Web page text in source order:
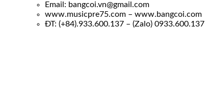
Email: bangcoi.vn@gmail.com
www.musicpre75.com – www.bangcoi.com
ĐT: (+84).933.600.137 – (Zalo) 0933.600.137